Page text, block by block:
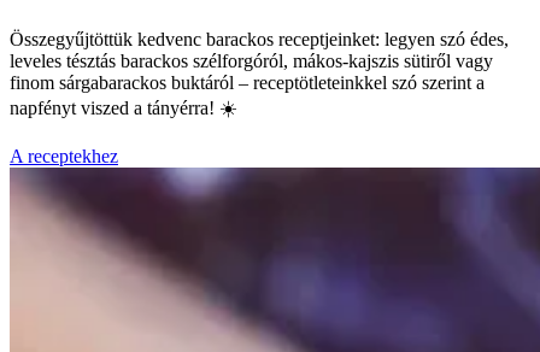
Összegyűjtöttük kedvenc barackos receptjeinket: legyen szó édes,
leveles tésztás barackos szélforgóról, mákos-kajszis sütiről vagy
finom sárgabarackos buktáról – receptötleteinkkel szó szerint a
napfényt viszed a tányérra! ☀️
A receptekhez